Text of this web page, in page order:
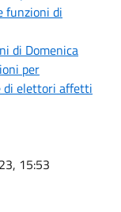
funzioni di
di Domenica
per
di elettori affetti
15:53